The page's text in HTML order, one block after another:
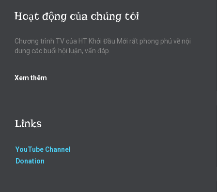
Hoạt động của chúng tôi
Chương trình TV của HT Khởi Đầu Mới rất phong phú về nội
dung các buổi hội luận, vấn đáp.
Xem thêm
Links
YouTube Channel
Donation